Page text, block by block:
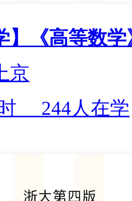
】《高等数
京
244人在学